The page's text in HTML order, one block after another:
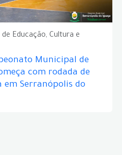
Educação, Cultura e
Municipal de
com rodada de
em Serranópolis do